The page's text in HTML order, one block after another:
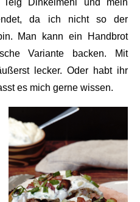
Dinkelmehl und mein
da ich nicht so der
Man kann ein Handbrot
Variante backen. Mit
lecker. Oder habt ihr
es mich gerne wissen.